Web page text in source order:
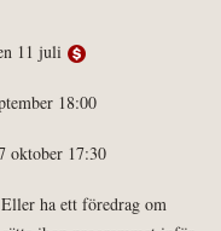
11 juli
18:00
oktober 17:30
ha ett föredrag om